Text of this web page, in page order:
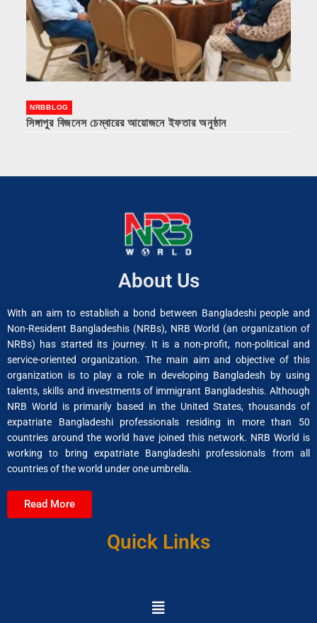
NRBBLOG
সিঙ্গাপুর বিজনেস চেম্বারের আয়োজনে ইফতার অনুষ্ঠান
About Us
With an aim to establish a bond between Bangladeshi people and
Non-Resident Bangladeshis (NRBs), NRB World (an organization of
NRBs) has started its journey. It is a non-profit, non-political and
service-oriented organization. The main aim and objective of this
organization is to play a role in developing Bangladesh by using
talents, skills and investments of immigrant Bangladeshis. Although
NRB World is primarily based in the United States, thousands of
expatriate Bangladeshi professionals residing in more than 50
countries around the world have joined this network. NRB World is
working to bring expatriate Bangladeshi professionals from all
countries of the world under one umbrella.
Read More
Quick Links